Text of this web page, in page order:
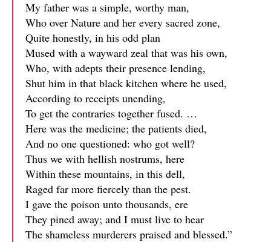
My father was a simple, worthy man,
Who over Nature and her every sacred zone,
Quite honestly, in his odd plan
Mused with a wayward zeal that was his own,
Who, with adepts their presence lending,
Shut him in that black kitchen where he used,
According to receipts unending,
To get the contraries together fused. …
Here was the medicine; the patients died,
And no one questioned: who got well?
Thus we with hellish nostrums, here
Within these mountains, in this dell,
Raged far more fiercely than the pest.
I gave the poison unto thousands, ere
They pined away; and I must live to hear
The shameless murderers praised and blessed.”